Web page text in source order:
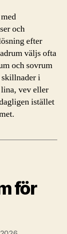
och
efter
väljs ofta
och sovrum
i
vev eller
istället
för